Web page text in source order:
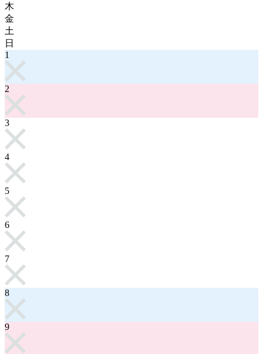
木
金
土
日
1
2
3
4
5
6
7
8
9